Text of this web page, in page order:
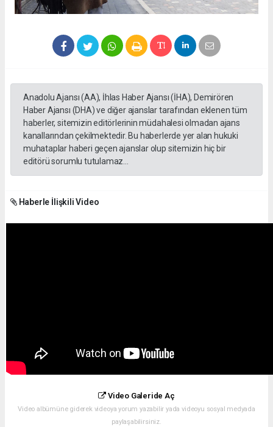
Anadolu Ajansı (AA), İhlas Haber Ajansı (İHA), Demirören
Haber Ajansı (DHA) ve diğer ajanslar tarafından eklenen tüm
haberler, sitemizin editörlerinin müdahalesi olmadan ajans
kanallarından çekilmektedir. Bu haberlerde yer alan hukuki
muhataplar haberi geçen ajanslar olup sitemizin hiç bir
editörü sorumlu tutulamaz...
Haberle İlişkili Video
Video Galeride Aç
Video albümüne giderek videoya yorum yazabilir yada videoyu sosyal medyada
paylaşabilirsiniz.